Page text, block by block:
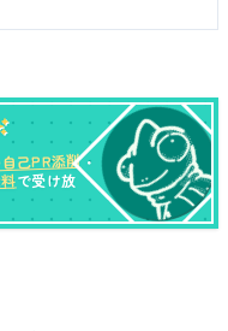
己PR添削・
で受け放